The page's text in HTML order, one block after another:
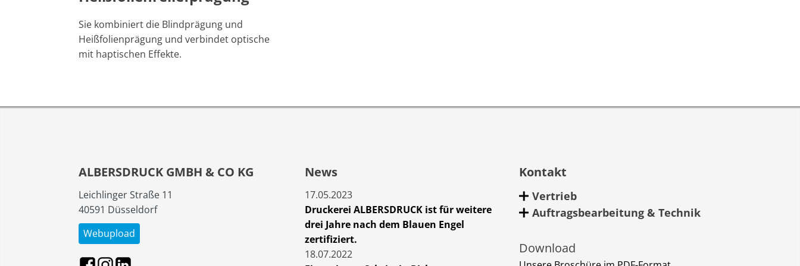
Sie kombiniert die Blindprägung und
Heißfolienprägung und verbindet optische
mit haptischen Effekte.
ALBERSDRUCK GMBH & CO KG
Leichlinger Straße 11
40591 Düsseldorf
Webupload
News
17.05.2023
Druckerei ALBERSDRUCK ist für weitere
drei Jahre nach dem Blauen Engel
zertifiziert.
18.07.2022
Kontakt
Vertrieb
Auftragsbearbeitung & Technik
Download